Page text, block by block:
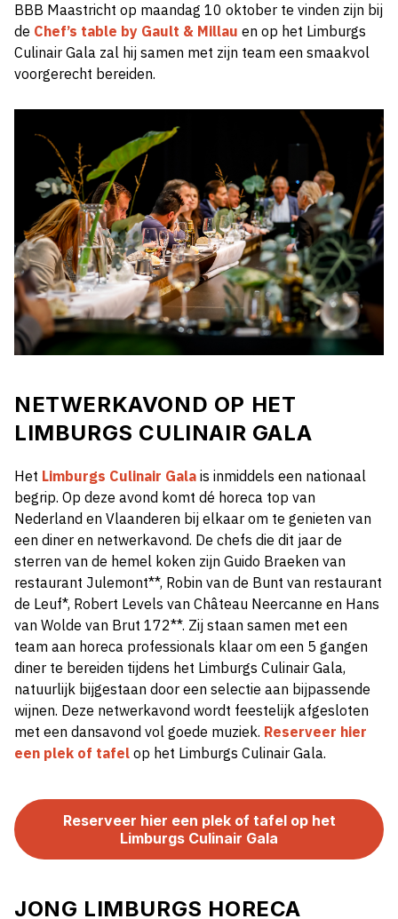
BBB Maastricht op maandag 10 oktober te vinden zijn bij
de Chef’s table by Gault & Millau en op het Limburgs
Culinair Gala zal hij samen met zijn team een smaakvol
voorgerecht bereiden.
NETWERKAVOND OP HET
LIMBURGS CULINAIR GALA
Het Limburgs Culinair Gala is inmiddels een nationaal
begrip. Op deze avond komt dé horeca top van
Nederland en Vlaanderen bij elkaar om te genieten van
een diner en netwerkavond. De chefs die dit jaar de
sterren van de hemel koken zijn Guido Braeken van
restaurant Julemont**, Robin van de Bunt van restaurant
de Leuf*, Robert Levels van Château Neercanne en Hans
van Wolde van Brut 172**. Zij staan samen met een
team aan horeca professionals klaar om een 5 gangen
diner te bereiden tijdens het Limburgs Culinair Gala,
natuurlijk bijgestaan door een selectie aan bijpassende
wijnen. Deze netwerkavond wordt feestelijk afgesloten
met een dansavond vol goede muziek. Reserveer hier
een plek of tafel op het Limburgs Culinair Gala.
Reserveer hier een plek of tafel op het
Limburgs Culinair Gala
JONG LIMBURGS HORECA